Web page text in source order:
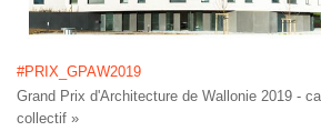
#PRIX_GPAW2019
Grand Prix d'Architecture de Wallonie 2019 -
collectif »